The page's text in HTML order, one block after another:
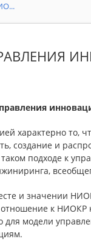
характерно то,
создание и
подходе к
и значении
к НИОКР
для модели